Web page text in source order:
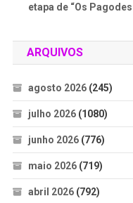
etapa de “Os
ARQUIVOS
agosto 2026(245)
julho 2026(1080)
junho 2026(776)
maio 2026(719)
abril 2026(792)